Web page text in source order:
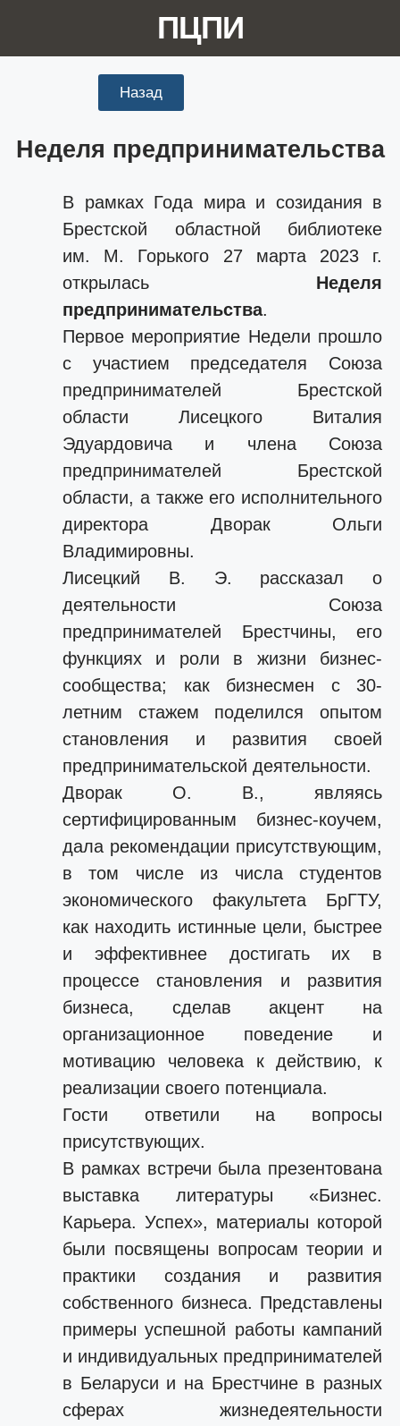
ПЦПИ
Назад
Неделя предпринимательства
В рамках Года мира и созидания в
Брестской областной библиотеке
им. М. Горького 27 марта 2023 г.
открылась Неделя
предпринимательства.
Первое мероприятие Недели прошло
с участием председателя Союза
предпринимателей Брестской
области Лисецкого Виталия
Эдуардовича и члена Союза
предпринимателей Брестской
области, а также его исполнительного
директора Дворак Ольги
Владимировны.
Лисецкий В. Э. рассказал о
деятельности Союза
предпринимателей Брестчины, его
функциях и роли в жизни бизнес-
сообщества; как бизнесмен с 30-
летним стажем поделился опытом
становления и развития своей
предпринимательской деятельности.
Дворак О. В., являясь
сертифицированным бизнес-коучем,
дала рекомендации присутствующим,
в том числе из числа студентов
экономического факультета БрГТУ,
как находить истинные цели, быстрее
и эффективнее достигать их в
процессе становления и развития
бизнеса, сделав акцент на
организационное поведение и
мотивацию человека к действию, к
реализации своего потенциала.
Гости ответили на вопросы
присутствующих.
В рамках встречи была презентована
выставка литературы «Бизнес.
Карьера. Успех», материалы которой
были посвящены вопросам теории и
практики создания и развития
собственного бизнеса. Представлены
примеры успешной работы кампаний
и индивидуальных предпринимателей
в Беларуси и на Брестчине в разных
сферах жизнедеятельности